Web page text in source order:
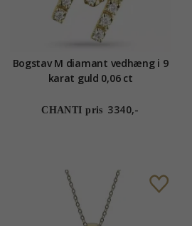
Bogstav M diamant vedhæng i 9
karat guld 0,06 ct
CHANTI pris 3340,-